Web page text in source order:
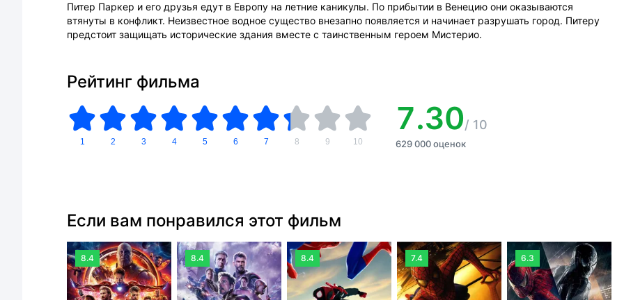
Питер Паркер и его друзья едут в Европу на летние каникулы. По прибытии в Венецию они оказываются
втянуты в конфликт. Неизвестное водное существо внезапно появляется и начинает разрушать город. Питеру
предстоит защищать исторические здания вместе с таинственным героем Мистерио.
Рейтинг фильма
1 2 3 4 5 6 7 8 9 10
7.30/ 10
629 000 оценок
Если вам понравился этот фильм
8.4 8.4 8.4 7.4 6.3